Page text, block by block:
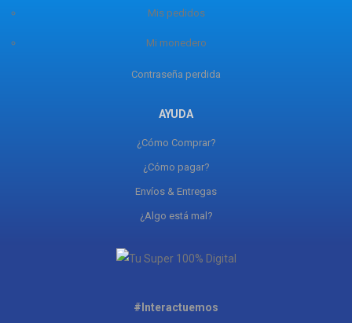
Mis pedidos
Mi monedero
Contraseña perdida
AYUDA
¿Cómo Comprar?
¿Cómo pagar?
Envíos & Entregas
¿Algo está mal?
#Interactuemos